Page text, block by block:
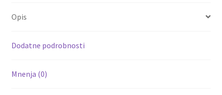
k
Opis
Dodatne podrobnosti
Mnenja (0)